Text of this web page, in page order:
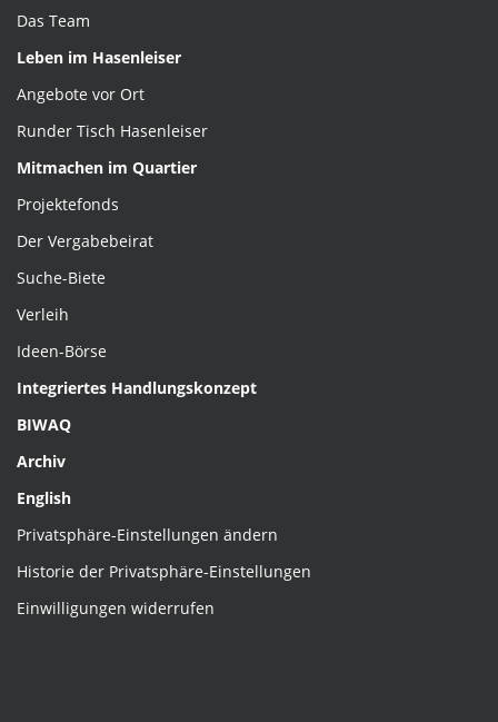
Das Team
Leben im Hasenleiser
Angebote vor Ort
Runder Tisch Hasenleiser
Mitmachen im Quartier
Projektefonds
Der Vergabebeirat
Suche-Biete
Verleih
Ideen-Börse
Integriertes Handlungskonzept
BIWAQ
Archiv
English
Privatsphäre-Einstellungen ändern
Historie der Privatsphäre-Einstellungen
Einwilligungen widerrufen